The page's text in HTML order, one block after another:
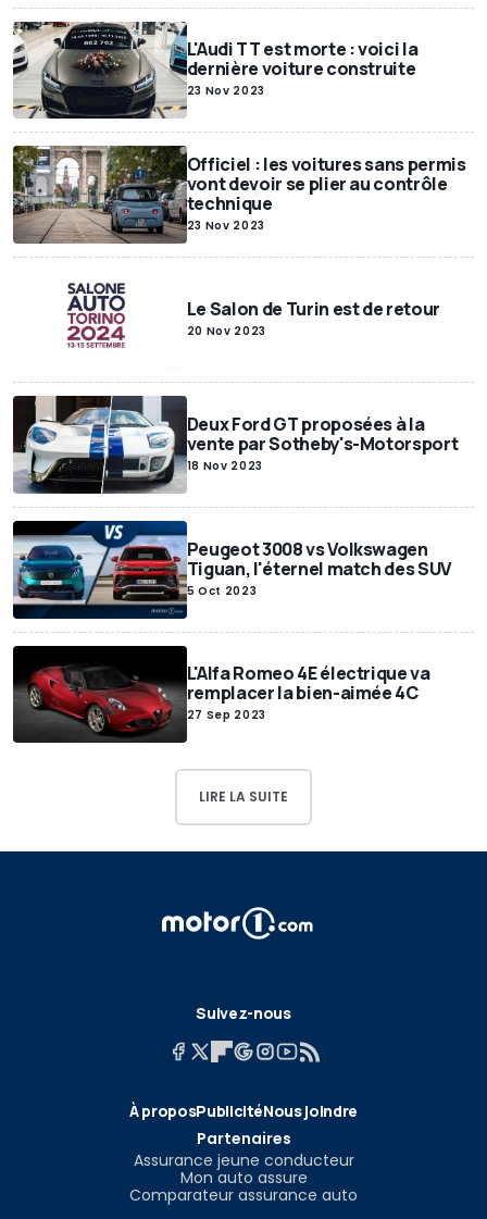
L'Audi TT est morte : voici la
dernière voiture construite
23 Nov 2023
Officiel : les voitures sans permis
vont devoir se plier au contrôle
technique
23 Nov 2023
Le Salon de Turin est de retour
20 Nov 2023
Deux Ford GT proposées à la
vente par Sotheby's-Motorsport
18 Nov 2023
Peugeot 3008 vs Volkswagen
Tiguan, l'éternel match des SUV
5 Oct 2023
L'Alfa Romeo 4E électrique va
remplacer la bien-aimée 4C
27 Sep 2023
LIRE LA SUITE
Suivez-nous
À proposPublicitéNous joindre
Partenaires
Assurance jeune conducteur
Mon auto assure
Comparateur assurance auto